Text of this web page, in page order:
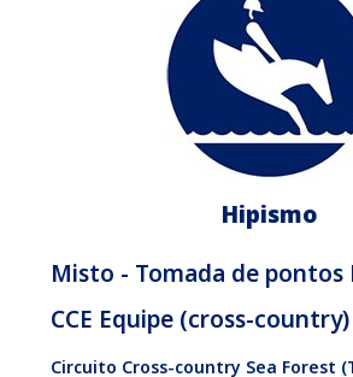
Hipismo
Misto - Tomada de pontos
CCE Equipe (cross-country)
Circuito Cross-country Sea Forest